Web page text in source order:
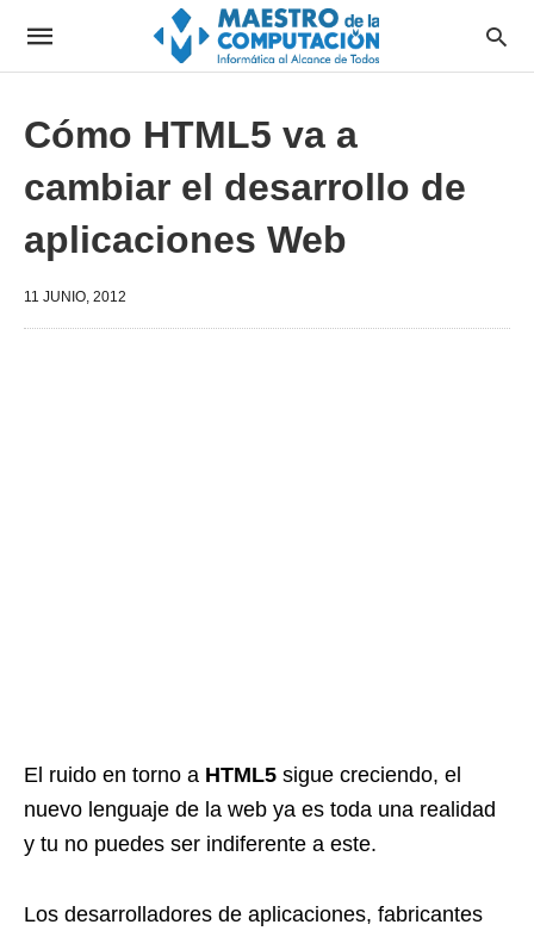
Cómo HTML5 va a
cambiar el desarrollo de
aplicaciones Web
11 JUNIO, 2012
El ruido en torno a HTML5 sigue creciendo, el
nuevo lenguaje de la web ya es toda una realidad
y tu no puedes ser indiferente a este.
Los desarrolladores de aplicaciones, fabricantes